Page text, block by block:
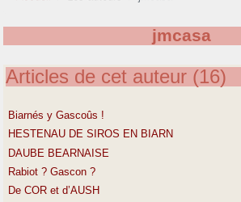
jmcasa
Articles de cet auteur (16)
Biarnés y Gascoûs !
HESTENAU DE SIROS EN BIARN
DAUBE BEARNAISE
Rabiot ? Gascon ?
De COR et d’AUSH